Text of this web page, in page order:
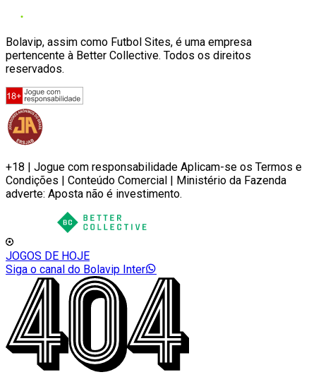
Bolavip, assim como Futbol Sites, é uma empresa
pertencente à Better Collective. Todos os direitos
reservados.
+18 | Jogue com responsabilidade Aplicam-se os Termos e
Condições | Conteúdo Comercial | Ministério da Fazenda
adverte: Aposta não é investimento.
JOGOS DE HOJE
Siga o canal do Bolavip Inter